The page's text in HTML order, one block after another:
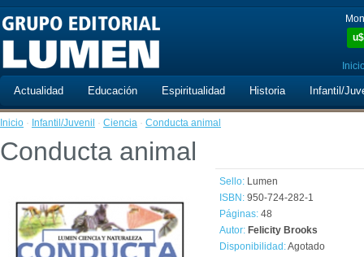
u$
Actualidad Educación Espiritualidad Historia Infantil/
Inicio · Infantil/Juvenil · Ciencia · Conducta animal
Conducta animal
Sello: Lumen
ISBN: 950-724-282-1
Páginas: 48
Autor: Felicity Brooks
Disponibilidad:Agotado